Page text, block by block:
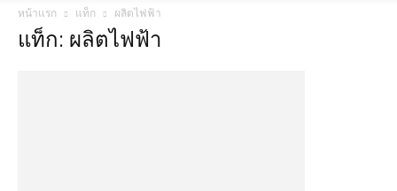
หน้าแรก แท็ก ผลิตไฟฟ้า
แท็ก: ผลิตไฟฟ้า